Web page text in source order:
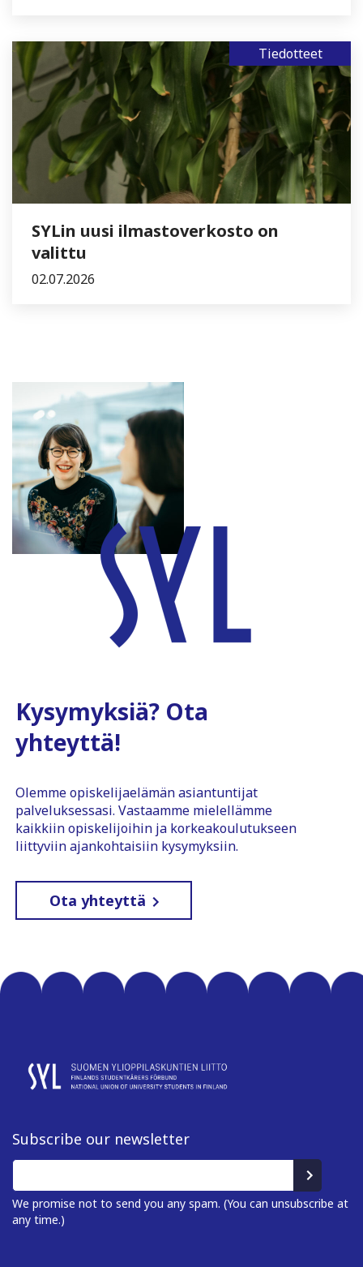
Tiedotteet
SYLin uusi ilmastoverkosto on
valittu
02.07.2026
Kysymyksiä? Ota
yhteyttä!
Olemme opiskelijaelämän asiantuntijat
palveluksessasi. Vastaamme mielellämme
kaikkiin opiskelijoihin ja korkeakoulutukseen
liittyviin ajankohtaisiin kysymyksiin.
Ota yhteyttä
Subscribe our newsletter
We promise not to send you any spam. (You can unsubscribe at
any time.)